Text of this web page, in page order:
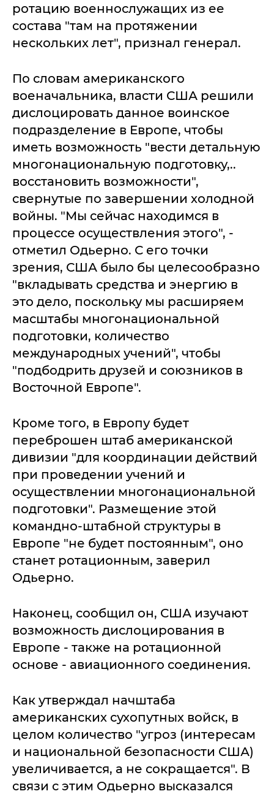
ротацию военнослужащих из ее
состава "там на протяжении
нескольких лет", признал генерал.
По словам американского
военачальника, власти США решили
дислоцировать данное воинское
подразделение в Европе, чтобы
иметь возможность "вести детальную
многонациональную подготовку,..
восстановить возможности",
свернутые по завершении холодной
войны. "Мы сейчас находимся в
процессе осуществления этого", -
отметил Одьерно. С его точки
зрения, США было бы целесообразно
"вкладывать средства и энергию в
это дело, поскольку мы расширяем
масштабы многонациональной
подготовки, количество
международных учений", чтобы
"подбодрить друзей и союзников в
Восточной Европе".
Кроме того, в Европу будет
переброшен штаб американской
дивизии "для координации действий
при проведении учений и
осуществлении многонациональной
подготовки". Размещение этой
командно-штабной структуры в
Европе "не будет постоянным", оно
станет ротационным, заверил
Одьерно.
Наконец, сообщил он, США изучают
возможность дислоцирования в
Европе - также на ротационной
основе - авиационного соединения.
Как утверждал начштаба
американских сухопутных войск, в
целом количество "угроз (интересам
и национальной безопасности США)
увеличивается, а не сокращается". В
связи с этим Одьерно высказался